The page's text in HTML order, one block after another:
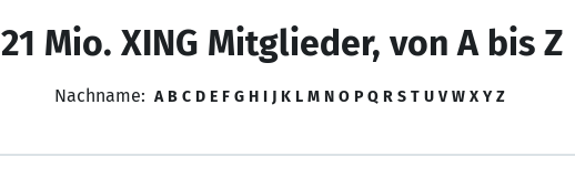
21 Mio. XING Mitglieder, von A bis Z
Nachname: A B C D E F G H I J K L M N O P Q R S T U V W X Y Z